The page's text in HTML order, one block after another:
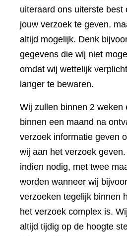
uiteraard ons uiterste best
jouw verzoek te geven,
altijd mogelijk. Denk
gegevens die wij niet
omdat wij wettelijk
langer te bewaren.
Wij zullen binnen 2 weken
binnen een maand na
verzoek informatie geven
wij aan het verzoek
indien nodig, met twee
worden wanneer wij
verzoeken tegelijk binnen
het verzoek complex is.
altijd tijdig op de hoogte